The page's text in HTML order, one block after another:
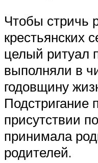
Чтобы стричь
крестьянских
целый ритуал
выполняли в
годовщину
Подстригание
присутствии
принимала
родителей.